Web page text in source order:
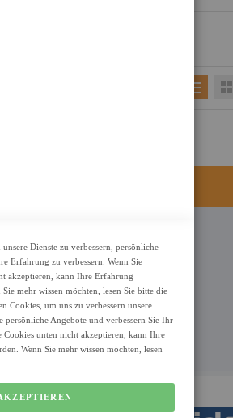
Zimbelstrasse 26/13127 Berlin
Berlin, Deutschland
info@f-m-shop.de
Dienste zu verbessern, persönliche
Erfahrung zu verbessern. Wenn Sie
akzeptieren, kann Ihre Erfahrung
mehr wissen möchten, lesen Sie bitte die
Cookies, um uns zu verbessern unsere
persönliche Angebote und verbessern Sie Ihr
Cookies unten nicht akzeptieren, kann Ihre
Wenn Sie mehr wissen möchten, lesen